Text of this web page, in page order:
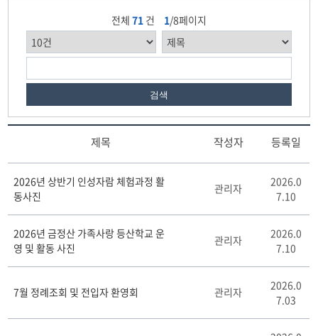
전체 71 건 1/8페이지
검색
육
원
소
식
게
리
트
제목 작성자 등록일
2026년 상반기 인성자람 체험과정 활
동사진
관리자
2026.0
7.10
2026년 금정산 가족사랑 등산학교 운
영 및 활동 사진
관리자
2026.0
7.10
7월 정례조회 및 전입자 환영회 관리자
2026.0
7.03